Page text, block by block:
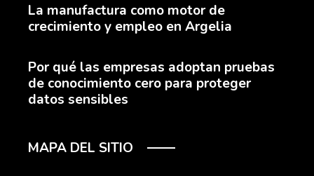
La manufactura como motor de
crecimiento y empleo en Argelia
Por qué las empresas adoptan pruebas
de conocimiento cero para proteger
datos sensibles
MAPA DEL SITIO